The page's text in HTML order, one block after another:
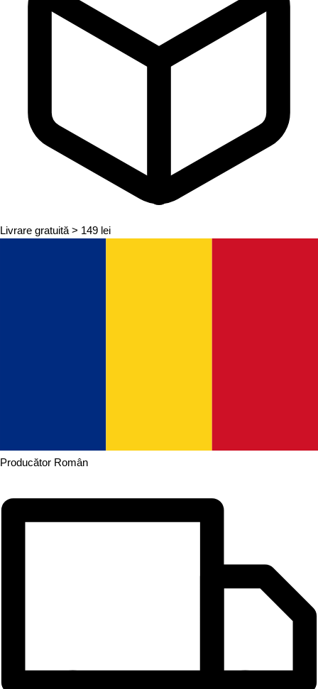
Livrare gratuită > 149 lei
Producător Român